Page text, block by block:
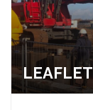
LEAF­LET